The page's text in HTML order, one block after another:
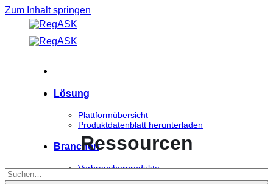
Zum Inhalt springen
Lösung
Plattformübersicht
Produktdatenblatt herunterladen
Branchen
Verbraucherprodukte
Ressourcen